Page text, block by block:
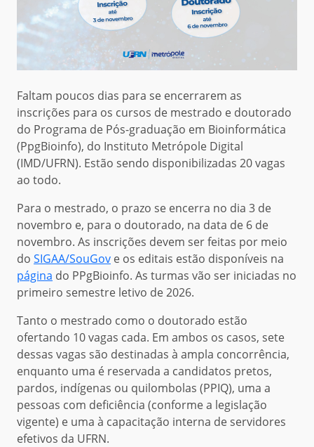
Faltam poucos dias para se encerrarem as
inscrições para os cursos de mestrado e doutorado
do Programa de Pós-graduação em Bioinformática
(PpgBioinfo), do Instituto Metrópole Digital
(IMD/UFRN). Estão sendo disponibilizadas 20 vagas
ao todo.
Para o mestrado, o prazo se encerra no dia 3 de
novembro e, para o doutorado, na data de 6 de
novembro. As inscrições devem ser feitas por meio
do SIGAA/SouGov e os editais estão disponíveis na
página do PPgBioinfo. As turmas vão ser iniciadas no
primeiro semestre letivo de 2026.
Tanto o mestrado como o doutorado estão
ofertando 10 vagas cada. Em ambos os casos, sete
dessas vagas são destinadas à ampla concorrência,
enquanto uma é reservada a candidatos pretos,
pardos, indígenas ou quilombolas (PPIQ), uma a
pessoas com deficiência (conforme a legislação
vigente) e uma à capacitação interna de servidores
efetivos da UFRN.